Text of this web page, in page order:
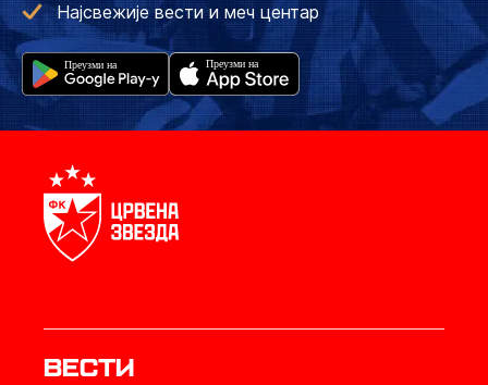
Најсвежије вести и меч центар
Вести